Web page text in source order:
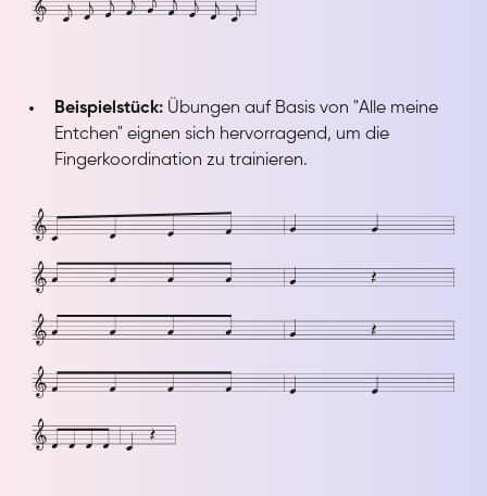
Beispielstück: Übungen auf Basis von "Alle meine
Entchen" eignen sich hervorragend, um die
Fingerkoordination zu trainieren.